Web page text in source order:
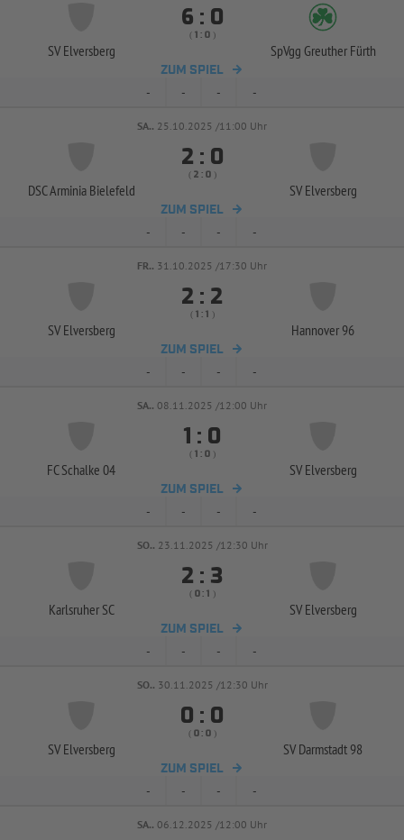
SV Elversberg
 : 
(  :  )
SpVgg Greuther Fürth
ZUM SPIEL
- - - -
SA.. 25.10.2025 /11:00 Uhr
DSC Arminia Bielefeld
 : 
(  :  )
SV Elversberg
ZUM SPIEL
- - - -
FR.. 31.10.2025 /17:30 Uhr
SV Elversberg
 : 
(  :  )
Hannover 96
ZUM SPIEL
- - - -
SA.. 08.11.2025 /12:00 Uhr
FC Schalke 04
 : 
(  :  )
SV Elversberg
ZUM SPIEL
- - - -
SO.. 23.11.2025 /12:30 Uhr
Karlsruher SC
 : 
( :  )
SV Elversberg
ZUM SPIEL
- - - -
SO.. 30.11.2025 /12:30 Uhr
SV Elversberg
 : 
( :  )
SV Darmstadt 98
ZUM SPIEL
- - - -
SA.. 06.12.2025 /12:00 Uhr